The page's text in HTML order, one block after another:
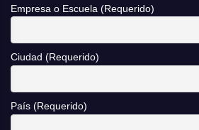
Empresa o Escuela (Requerido)
Ciudad (Requerido)
País (Requerido)